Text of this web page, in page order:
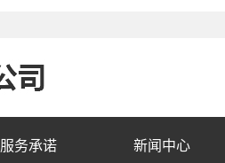
服务承诺 新闻中心